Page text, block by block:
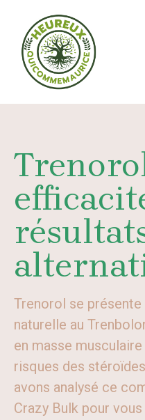
contenu
Trenorol se
naturelle au
en masse
risques des
avons analysé ce
Crazy Bulk pour